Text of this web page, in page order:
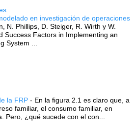
en investigación de operaciones
N. Phillips, D. Steiger, R. Wirth y W.
Success Factors in Implementing an
System ...
la FRP - En la figura 2.1 es claro que, a
familiar, el consumo familiar, en
Pero, ¿qué sucede con el con...